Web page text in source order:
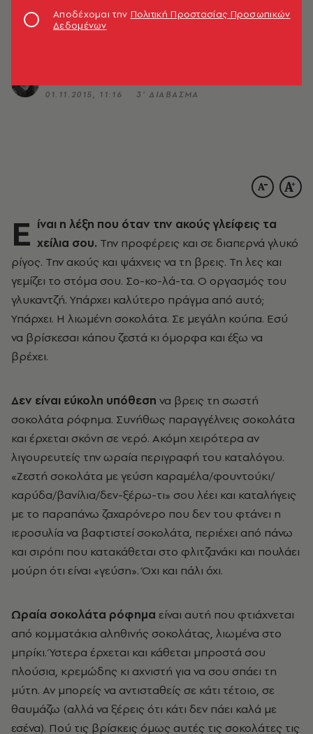
Λιωμένη, καυτή κι υπέροχη. 5+1 στέκια για το
01.11.2015, 11:16 3’ ΔΙΑΒΑΣΜΑ
Ε ίναι η λέξη που όταν την ακούς γλείφεις τα
χείλια σου. Την προφέρεις και σε διαπερνά γλυκό
ρίγος. Την ακούς και ψάχνεις να τη βρεις. Τη λες και
γεμίζει το στόμα σου. Σο-κο-λά-τα. Ο οργασμός του
γλυκαντζή. Υπάρχει καλύτερο πράγμα από αυτό;
Υπάρχει. Η λιωμένη σοκολάτα. Σε μεγάλη κούπα. Εσύ
να βρίσκεσαι κάπου ζεστά κι όμορφα και έξω να
βρέχει.
Δεν είναι εύκολη υπόθεση να βρεις τη σωστή
σοκολάτα ρόφημα. Συνήθως παραγγέλνεις σοκολάτα
και έρχεται σκόνη σε νερό. Ακόμη χειρότερα αν
λιγουρευτείς την ωραία περιγραφή του καταλόγου.
«Ζεστή σοκολάτα με γεύση καραμέλα/φουντούκι/
καρύδα/βανίλια/δεν-ξέρω-τι» σου λέει και καταλήγεις
με το παραπάνω ζαχαρόνερο που δεν του φτάνει η
ιεροσυλία να βαφτιστεί σοκολάτα, περιέχει από πάνω
και σιρόπι που κατακάθεται στο φλιτζανάκι και πουλάει
μούρη ότι είναι «γεύση». Όχι και πάλι όχι.
Ωραία σοκολάτα ρόφημα είναι αυτή που φτιάχνεται
από κομματάκια αληθινής σοκολάτας, λιωμένα στο
μπρίκι. Ύστερα έρχεται και κάθεται μπροστά σου
πλούσια, κρεμώδης κι αχνιστή για να σου σπάει τη
μύτη. Αν μπορείς να αντισταθείς σε κάτι τέτοιο, σε
θαυμάζω (αλλά να ξέρεις ότι κάτι δεν πάει καλά με
εσένα). Πού τις βρίσκεις όμως αυτές τις σοκολάτες τις
Αποδέχομαι την Πολιτική Προστασίας Προσωπικών
Δεδομένων